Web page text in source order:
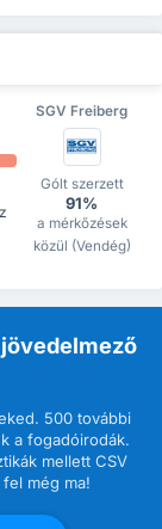
SGV Freiberg
Gólt szerzett
91%
a mérkőzések
közül (Vendég)
500 további
a fogadóirodák.
mellett CSV
még ma!